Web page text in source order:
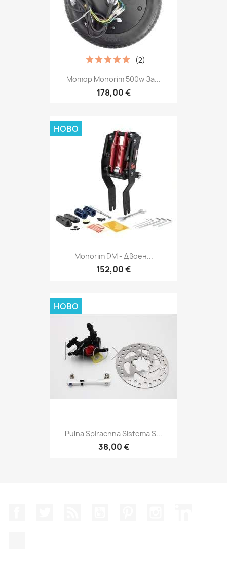
Мотор Monorim 500w За...
178,00 €
(2)
Monorim DM - Двоен...
152,00 €
НОВО
Pulna Spirachna Sistema S...
38,00 €
НОВО